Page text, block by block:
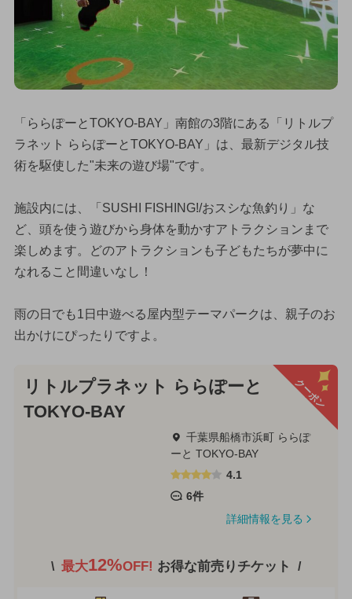
「ららぽーとTOKYO-BAY」南館の3階にある「リトルプ
ラネット ららぽーとTOKYO-BAY」は、最新デジタル技
術を駆使した"未来の遊び場"です。
施設内には、「SUSHI FISHING!/おスシな魚釣り」な
ど、頭を使う遊びから身体を動かすアトラクションまで
楽しめます。どのアトラクションも子どもたちが夢中に
なれること間違いなし！
雨の日でも1日中遊べる屋内型テーマパークは、親子のお
出かけにぴったりですよ。
クーポン
リトルプラネット ららぽーと
TOKYO-BAY
千葉県船橋市浜町 ららぽ
ーと TOKYO-BAY
4.1
6件
詳細情報を見る
最大12%OFF! お得な前売りチケット